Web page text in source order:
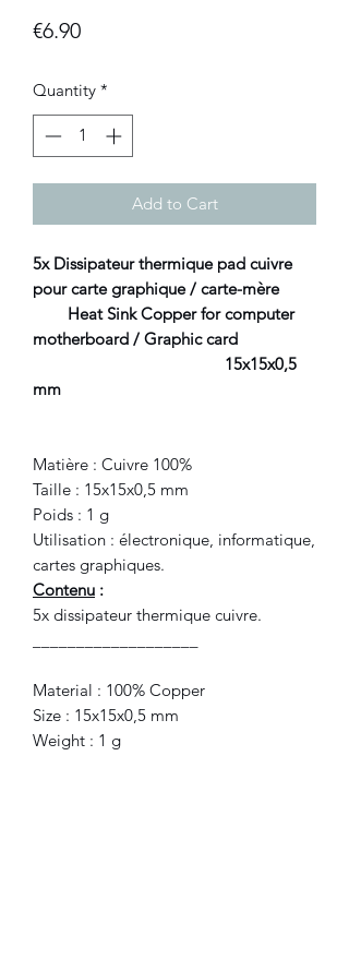
€6.90Price
Quantity *
Add to Cart
5x Dissipateur thermique pad cuivre
pour carte graphique / carte-mère
Heat Sink Copper for computer
motherboard / Graphic card
15x15x0,5
mm
Matière : Cuivre 100%
Taille : 15x15x0,5 mm
Poids : 1 g
Utilisation : électronique, informatique,
cartes graphiques.
Contenu :
5x dissipateur thermique cuivre.
Material : 100% Copper
Size : 15x15x0,5 mm
Weight : 1 g